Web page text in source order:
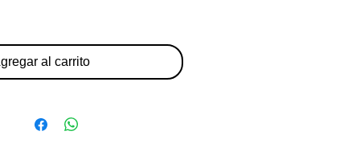
al carrito